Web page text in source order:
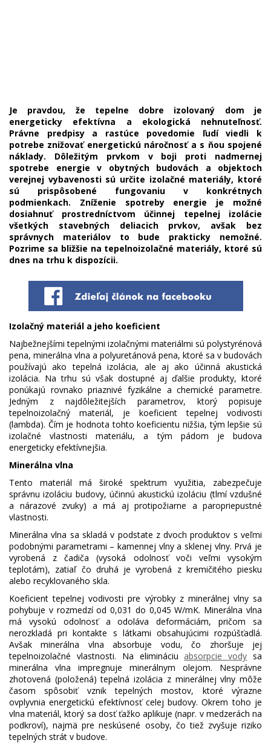
Je pravdou, že tepelne dobre izolovaný dom je
energeticky efektívna a ekologická nehnuteľnosť.
Právne predpisy a rastúce povedomie ľudí viedli k
potrebe znižovať energetickú náročnosť a s ňou spojené
náklady. Dôležitým prvkom v boji proti nadmernej
spotrebe energie v obytných budovách a objektoch
verejnej vybavenosti sú určite izolačné materiály, ktoré
sú prispôsobené fungovaniu v konkrétnych
podmienkach. Zníženie spotreby energie je možné
dosiahnuť prostredníctvom účinnej tepelnej izolácie
všetkých stavebných deliacich prvkov, avšak bez
správnych materiálov to bude prakticky nemožné.
Pozrime sa bližšie na tepelnoizolačné materiály, ktoré sú
dnes na trhu k dispozícii.
Izolačný materiál a jeho koeficient
Najbežnejšími tepelnými izolačnými materiálmi sú polystyrénová
pena, minerálna vlna a polyuretánová pena, ktoré sa v budovách
používajú ako tepelná izolácia, ale aj ako účinná akustická
izolácia. Na trhu sú však dostupné aj ďalšie produkty, ktoré
ponúkajú rovnako priaznivé fyzikálne a chemické parametre.
Jedným z najdôležitejších parametrov, ktorý popisuje
tepelnoizolačný materiál, je koeficient tepelnej vodivosti
(lambda). Čím je hodnota tohto koeficientu nižšia, tým lepšie sú
izolačné vlastnosti materiálu, a tým pádom je budova
energeticky efektívnejšia.
Minerálna vlna
Tento materiál má široké spektrum využitia, zabezpečuje
správnu izoláciu budovy, účinnú akustickú izoláciu (tlmí vzdušné
a nárazové zvuky) a má aj protipožiarne a paropriepustné
vlastnosti.
Minerálna vlna sa skladá v podstate z dvoch produktov s veľmi
podobnými parametrami – kamennej vlny a sklenej vlny. Prvá je
vyrobená z čadiča (vysoká odolnosť voči veľmi vysokým
teplotám), zatiaľ čo druhá je vyrobená z kremičitého piesku
alebo recyklovaného skla.
Koeficient tepelnej vodivosti pre výrobky z minerálnej vlny sa
pohybuje v rozmedzí od 0,031 do 0,045 W/mK. Minerálna vlna
má vysokú odolnosť a odoláva deformáciám, pričom sa
nerozkladá pri kontakte s látkami obsahujúcimi rozpúšťadlá.
Avšak minerálna vlna absorbuje vodu, čo zhoršuje jej
tepelnoizolačné vlastnosti. Na elimináciu absorpcie vody sa
minerálna vlna impregnuje minerálnym olejom. Nesprávne
zhotovená (položená) tepelná izolácia z minerálnej vlny môže
časom spôsobiť vznik tepelných mostov, ktoré výrazne
ovplyvnia energetickú efektívnosť celej budovy. Okrem toho je
vlna materiál, ktorý sa dosť ťažko aplikuje (napr. v medzerách na
podkroví), najmä pre neskúsené osoby, čo tiež zvyšuje riziko
tepelných strát v budove.